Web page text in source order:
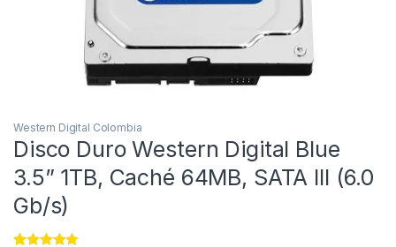
Western Digital Colombia
Disco Duro Western Digital Blue
3.5” 1TB, Caché 64MB, SATA III (6.0
Gb/s)